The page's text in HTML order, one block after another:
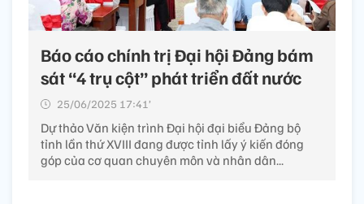
Báo cáo chính trị Đại hội Đảng bám
sát “4 trụ cột” phát triển đất nước
25/06/2025 17:41’
Dự thảo Văn kiện trình Đại hội đại biểu Đảng bộ
tỉnh lần thứ XVIII đang được tỉnh lấy ý kiến đóng
góp của cơ quan chuyên môn và nhân dân...